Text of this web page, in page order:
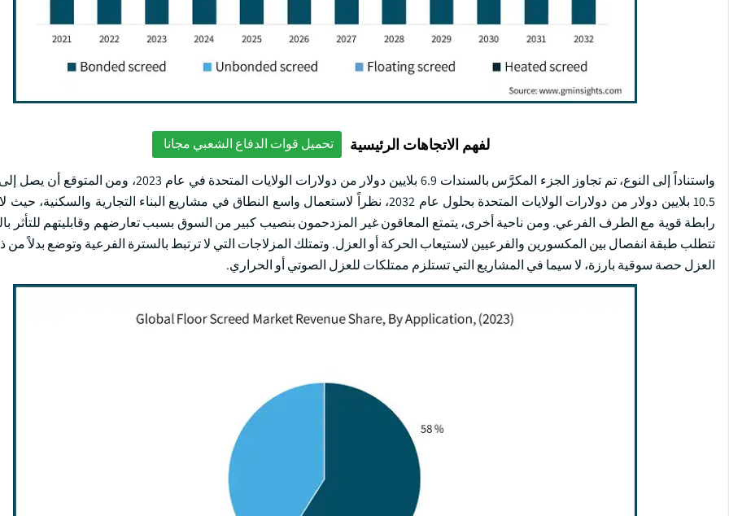
لفهم الاتجاهات الرئيسية تحميل قوات الدفاع الشعبي مجانا
واستناداً إلى النوع، تم تجاوز الجزء المكرَّس بالسندات 6.9 بلايين دولار من دولارات الولايات
10.5 بلايين دولار من دولارات الولايات المتحدة بحلول عام 2032، نظراً لاستعمال واسع النطاق في مشاريع البناء التجارية
رابطة قوية مع الطرف الفرعي. ومن ناحية أخرى، يتمتع المعاقون غير المزدحمون بنصيب كبير من السوق بسبب تعارضهم وقابليتهم للتأثر
تتطلب طبقة انفصال بين المكسورين والفرعيين لاستيعاب الحركة أو العزل. وتمتلك المزلاجات التي لا ترتبط بالسترة الفرعية وتوضع بدلاً من
العزل حصة سوقية بارزة، لا سيما في المشاريع التي تستلزم ممتلكات للعزل الصوتي أو الحراري.